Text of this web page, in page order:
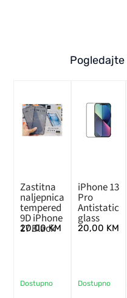
Pogledajte
Zastitna
naljepnica
tempered
9D iPhone
17 Black
20,00KM
Dostupno
iPhone 13
Pro
Antistatic
glass
20,00 KM
Dostupno